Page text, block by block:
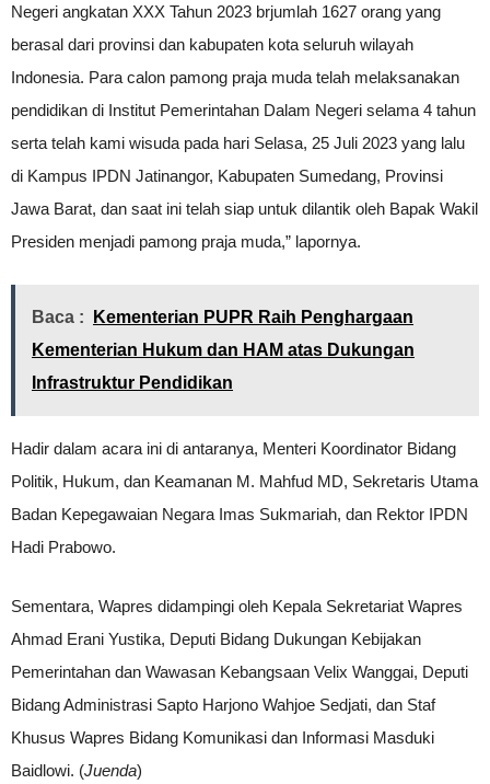
Negeri angkatan XXX Tahun 2023 brjumlah 1627 orang yang
berasal dari provinsi dan kabupaten kota seluruh wilayah
Indonesia. Para calon pamong praja muda telah melaksanakan
pendidikan di Institut Pemerintahan Dalam Negeri selama 4 tahun
serta telah kami wisuda pada hari Selasa, 25 Juli 2023 yang lalu
di Kampus IPDN Jatinangor, Kabupaten Sumedang, Provinsi
Jawa Barat, dan saat ini telah siap untuk dilantik oleh Bapak Wakil
Presiden menjadi pamong praja muda,” lapornya.
Baca :
Kementerian PUPR Raih Penghargaan
Kementerian Hukum dan HAM atas Dukungan
Infrastruktur Pendidikan
Hadir dalam acara ini di antaranya, Menteri Koordinator Bidang
Politik, Hukum, dan Keamanan M. Mahfud MD, Sekretaris Utama
Badan Kepegawaian Negara Imas Sukmariah, dan Rektor IPDN
Hadi Prabowo.
Sementara, Wapres didampingi oleh Kepala Sekretariat Wapres
Ahmad Erani Yustika, Deputi Bidang Dukungan Kebijakan
Pemerintahan dan Wawasan Kebangsaan Velix Wanggai, Deputi
Bidang Administrasi Sapto Harjono Wahjoe Sedjati, dan Staf
Khusus Wapres Bidang Komunikasi dan Informasi Masduki
Baidlowi. (Juenda)